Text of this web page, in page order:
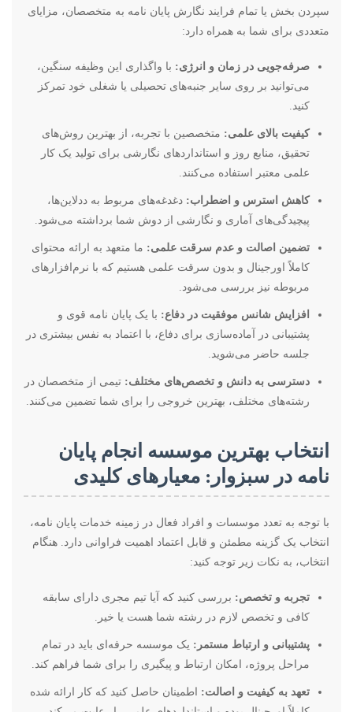
سپردن بخش یا تمام فرایند نگارش پایان نامه به متخصصان، مزایای
متعددی برای شما به همراه دارد:
صرفه‌جویی در زمان و انرژی: با واگذاری این وظیفه سنگین،
می‌توانید بر روی سایر جنبه‌های تحصیلی یا شغلی خود تمرکز
کنید.
کیفیت بالای علمی: متخصصین با تجربه، از بهترین روش‌های
تحقیق، منابع روز و استانداردهای نگارشی برای تولید یک کار
علمی معتبر استفاده می‌کنند.
کاهش استرس و اضطراب: دغدغه‌های مربوط به ددلاین‌ها،
پیچیدگی‌های آماری و نگارشی از دوش شما برداشته می‌شود.
تضمین اصالت و عدم سرقت علمی: ما متعهد به ارائه محتوای
کاملاً اورجینال و بدون سرقت علمی هستیم که با نرم‌افزارهای
مربوطه نیز بررسی می‌شود.
افزایش شانس موفقیت در دفاع: با یک پایان نامه قوی و
پشتیبانی در آماده‌سازی برای دفاع، با اعتماد به نفس بیشتری در
جلسه حاضر می‌شوید.
دسترسی به دانش و تخصص‌های مختلف: تیمی از متخصصان در
رشته‌های مختلف، بهترین خروجی را برای شما تضمین می‌کنند.
انتخاب بهترین موسسه انجام پایان
نامه در سبزوار: معیارهای کلیدی
با توجه به تعدد موسسات و افراد فعال در زمینه خدمات پایان نامه،
انتخاب یک گزینه مطمئن و قابل اعتماد اهمیت فراوانی دارد. هنگام
انتخاب، به نکات زیر توجه کنید:
تجربه و تخصص: بررسی کنید که آیا تیم مجری دارای سابقه
کافی و تخصص لازم در رشته شما هست یا خیر.
پشتیبانی و ارتباط مستمر: یک موسسه حرفه‌ای باید در تمام
مراحل پروژه، امکان ارتباط و پیگیری را برای شما فراهم کند.
تعهد به کیفیت و اصالت: اطمینان حاصل کنید که کار ارائه شده